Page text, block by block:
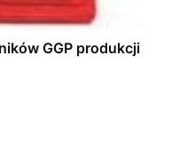
GGP produkcji